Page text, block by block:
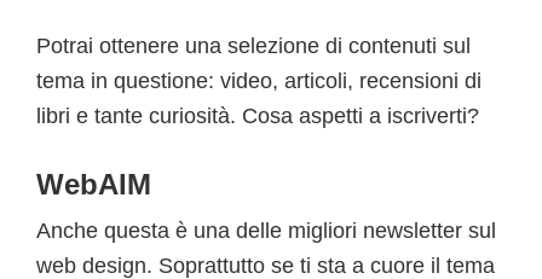
Potrai ottenere una selezione di contenuti sul
tema in questione: video, articoli, recensioni di
libri e tante curiosità. Cosa aspetti a iscriverti?
WebAIM
Anche questa è una delle migliori newsletter sul
web design. Soprattutto se ti sta a cuore il tema